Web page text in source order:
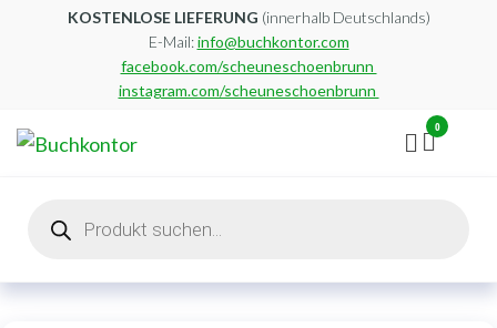
KOSTENLOSE LIEFERUNG (innerhalb Deutschlands)
E-Mail:info@buchkontor.com
facebook.com/scheuneschoenbrunn
instagram.com/scheuneschoenbrunn
0
search